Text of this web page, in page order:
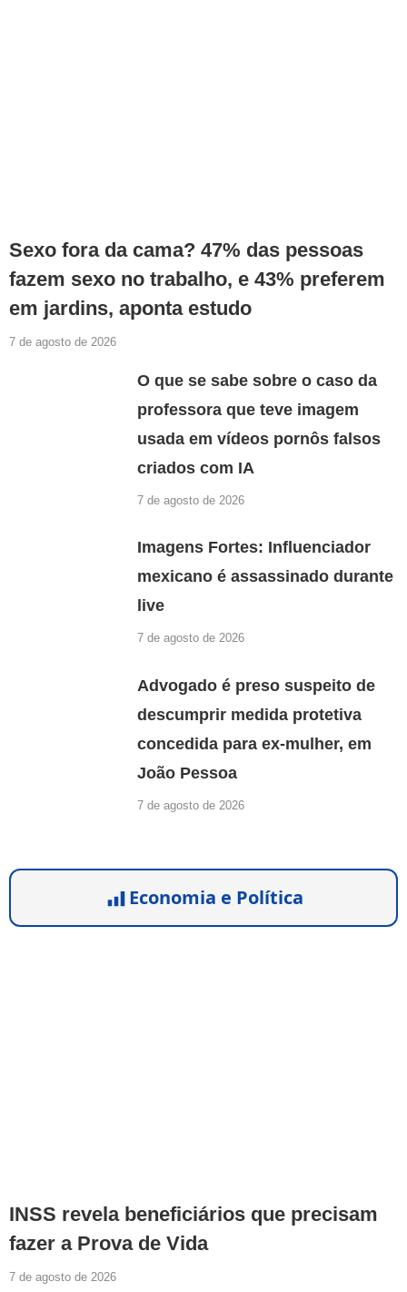
Sexo fora da cama? 47% das pessoas
fazem sexo no trabalho, e 43% preferem
em jardins, aponta estudo
7 de agosto de 2026
O que se sabe sobre o caso da
professora que teve imagem
usada em vídeos pornôs falsos
criados com IA
7 de agosto de 2026
Imagens Fortes: Influenciador
mexicano é assassinado durante
live
7 de agosto de 2026
Advogado é preso suspeito de
descumprir medida protetiva
concedida para ex-mulher, em
João Pessoa
7 de agosto de 2026
Economia e Política
INSS revela beneficiários que precisam
fazer a Prova de Vida
7 de agosto de 2026